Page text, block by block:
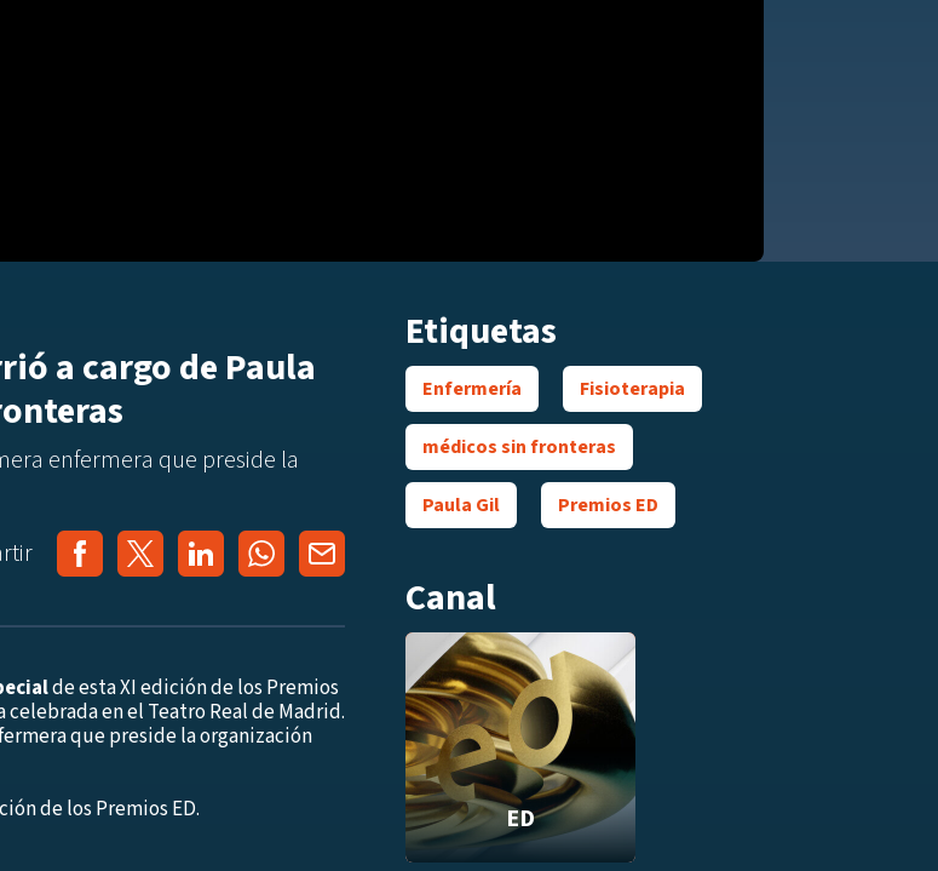
a cargo de Paula
enfermera que preside la
de esta XI edición de los Premios
en el Teatro Real de Madrid.
que preside la organización
de los Premios ED.
Etiquetas
Enfermería Fisioterapia
médicos sin fronteras
Paula Gil Premios ED
Canal
ED